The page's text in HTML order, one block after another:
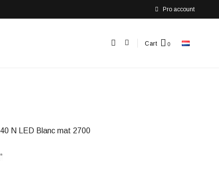
Pro account
Cart
N LED Blanc mat 2700